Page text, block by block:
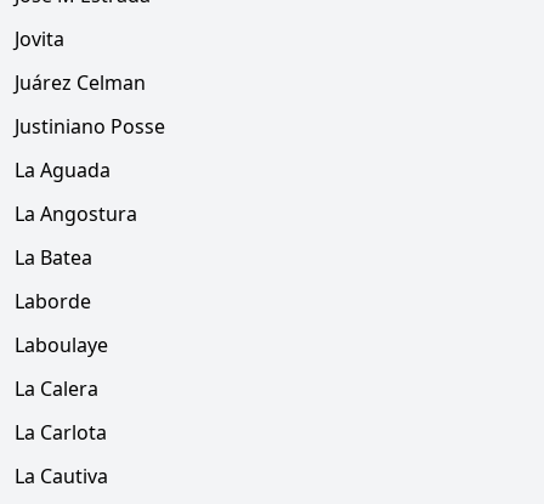
Jovita
Juárez Celman
Justiniano Posse
La Aguada
La Angostura
La Batea
Laborde
Laboulaye
La Calera
La Carlota
La Cautiva